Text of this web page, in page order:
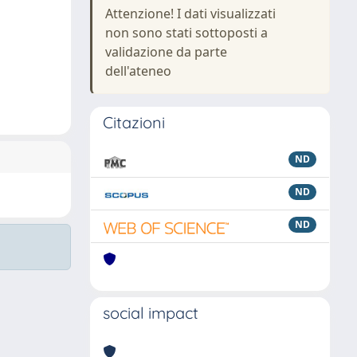
Attenzione! I dati visualizzati
non sono stati sottoposti a
validazione da parte
dell'ateneo
Citazioni
ND
ND
ND
social impact